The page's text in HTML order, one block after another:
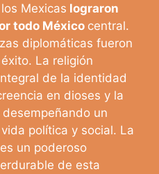
Mexicas lograron
todo México central.
diplomáticas fueron
La religión
de la identidad
en dioses y la
un
política y social. La
un poderoso
de esta